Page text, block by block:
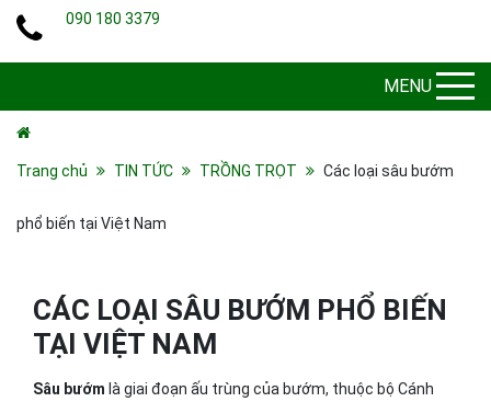
090 180 3379
MENU
Trang chủ TIN TỨC TRỒNG TRỌT Các loại sâu bướm
phổ biến tại Việt Nam
CÁC LOẠI SÂU BƯỚM PHỔ BIẾN
TẠI VIỆT NAM
Sâu bướm là giai đoạn ấu trùng của bướm, thuộc bộ Cánh